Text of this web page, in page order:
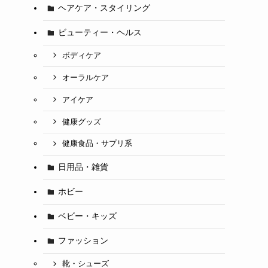
ヘアケア・スタイリング
ビューティー・ヘルス
ボディケア
オーラルケア
アイケア
健康グッズ
健康食品・サプリ系
日用品・雑貨
ホビー
ベビー・キッズ
ファッション
靴・シューズ